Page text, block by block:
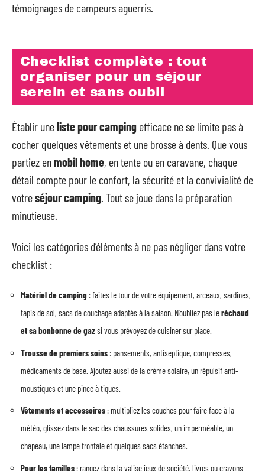
témoignages de campeurs aguerris.
Checklist complète : tout
organiser pour un séjour
serein et sans oubli
Établir uneliste pour camping efficace ne se limite pas à
cocher quelques vêtements et une brosse à dents. Que vous
partiez enmobil home, en tente ou en caravane, chaque
détail compte pour le confort, la sécurité et la convivialité de
votreséjour camping. Tout se joue dans la préparation
minutieuse.
Voici les catégories d’éléments à ne pas négliger dans votre
checklist :
Matériel de camping : faites le tour de votre équipement, arceaux, sardines,
tapis de sol, sacs de couchage adaptés à la saison. N’oubliez pas leréchaud
et sa bonbonne de gazsi vous prévoyez de cuisiner sur place.
Trousse de premiers soins : pansements, antiseptique, compresses,
médicaments de base. Ajoutez aussi de la crème solaire, un répulsif anti-
moustiques et une pince à tiques.
Vêtements et accessoires : multipliez les couches pour faire face à la
météo, glissez dans le sac des chaussures solides, un imperméable, un
chapeau, une lampe frontale et quelques sacs étanches.
Pour les familles : rangez dans la valise jeux de société, livres ou crayons